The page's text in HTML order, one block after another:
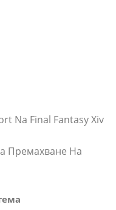
Na Final Fantasy Xiv
Премахване На